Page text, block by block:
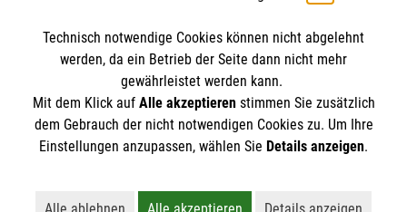
Bank: PAX Bank für Kirche und Caritas eG
IBAN: DE43370601201201213580
BIC: GENODED1PA7
So finden Sie uns
Untermarkt 17
82515 Wolfratshausen
Email:malteser.wolfratshausen@malteser.org
Der Malteser Hilfsdienst e.V. ist als eingetragene
Gewerbesteuer befreit.
Technisch notwendige Cookies können nicht abgelehnt
werden, da ein Betrieb der Seite dann nicht mehr
gewährleistet werden kann.
Mit dem Klick auf Alle akzeptierenstimmen Sie zusätzlich
dem Gebrauch der nicht notwendigen Cookies zu. Um Ihre
Einstellungen anzupassen, wählen Sie Details anzeigen.